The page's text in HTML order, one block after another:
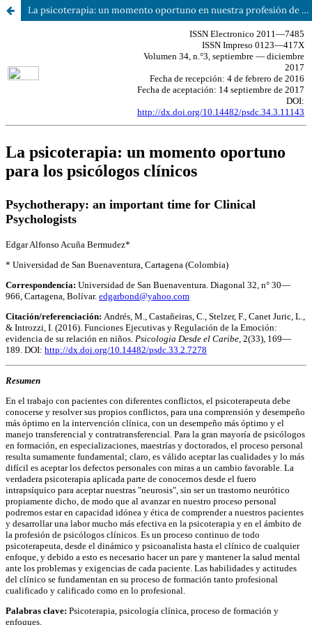
La psicoterapia: un momento oportuno en nuestra profesión de psicólogos clínicos